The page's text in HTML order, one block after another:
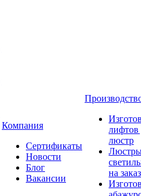
Компания
Сертификаты
Новости
Блог
Вакансии
лифтов
люстр
на заказ